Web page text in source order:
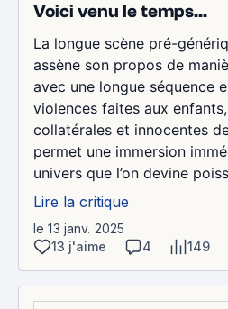
Voici venu le temps...
La longue scène pré-
assène son propos de
avec une longue séquence
violences faites aux
collatérales et innocentes
permet une immersion
univers que l’on devine
Lire la critique
le 13 janv. 2025
13 j'aime
4 149